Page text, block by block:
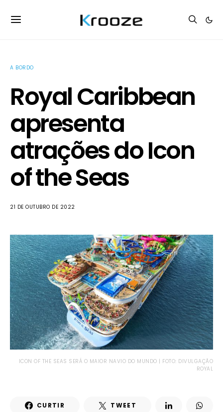
A BORDO
Royal Caribbean
apresenta
atrações do Icon
of the Seas
21 DE OUTUBRO DE 2022
ICON OF THE SEAS SERÁ O MAIOR NAVIO DO MUNDO | FOTO: DIVULGAÇÃO
ROYAL
CURTIR TWEET